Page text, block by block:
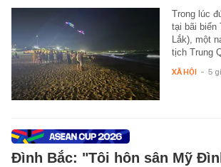
Trong lúc
tại bãi biển
Lắk), một
tịch Trung
XÃ HỘI - 5
Đình Bắc: "Tôi hôn sân Mỹ